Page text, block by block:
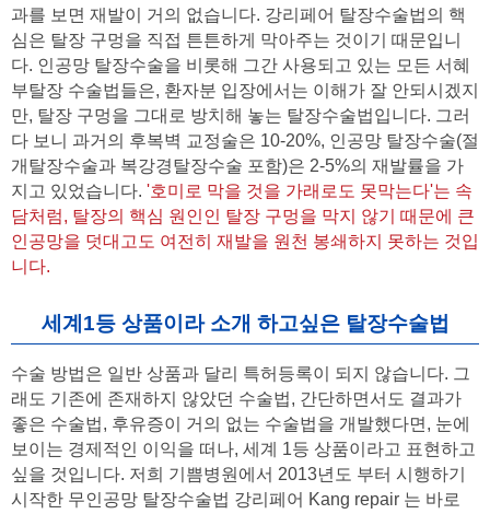
과를 보면 재발이 거의 없습니다. 강리페어 탈장수술법의 핵
심은 탈장 구멍을 직접 튼튼하게 막아주는 것이기 때문입니
다. 인공망 탈장수술을 비롯해 그간 사용되고 있는 모든 서혜
부탈장 수술법들은, 환자분 입장에서는 이해가 잘 안되시겠지
만, 탈장 구멍을 그대로 방치해 놓는 탈장수술법입니다. 그러
다 보니 과거의 후복벽 교정술은 10-20%, 인공망 탈장수술(절
개탈장수술과 복강경탈장수술 포함)은 2-5%의 재발률을 가
지고 있었습니다. '호미로 막을 것을 가래로도 못막는다'는 속
담처럼, 탈장의 핵심 원인인 탈장 구멍을 막지 않기 때문에 큰
인공망을 덧대고도 여전히 재발을 원천 봉쇄하지 못하는 것입
니다.
세계1등 상품이라 소개 하고싶은 탈장수술법
수술 방법은 일반 상품과 달리 특허등록이 되지 않습니다. 그
래도 기존에 존재하지 않았던 수술법, 간단하면서도 결과가
좋은 수술법, 후유증이 거의 없는 수술법을 개발했다면, 눈에
보이는 경제적인 이익을 떠나, 세계 1등 상품이라고 표현하고
싶을 것입니다. 저희 기쁨병원에서 2013년도 부터 시행하기
시작한 무인공망 탈장수술법 강리페어 Kang repair 는 바로